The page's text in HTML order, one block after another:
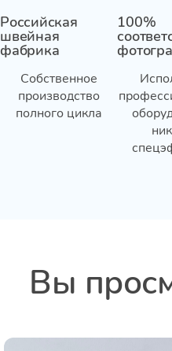
Российская
швейная
фабрика
Собственное
производство
полного цикла
100%
Вы